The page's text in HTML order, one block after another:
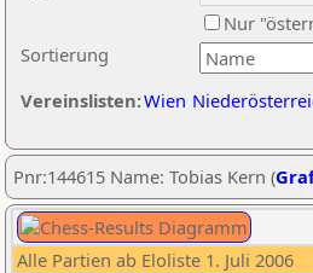
Sortierung
Nur
Vereinslisten:Wien
Pnr:144615 Name: Tobias Kern (
Alle Partien ab Eloliste 1. Juli 2006